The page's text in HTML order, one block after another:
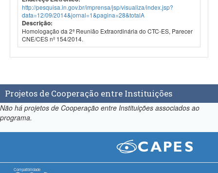
http://pesquisa.in.gov.br/imprensa/jsp/visualiza/index.jsp?
data=12/09/2014&jornal=1&pagina=28&totalA
Descrição:
Homologação da 2ª Reunião Extraordinária do CTC-ES, Parecer
CNE/CES nº 154/2014.
Projetos de Cooperação entre Instituições
Não há projetos de Cooperação entre Instituições associados ao
programa.
Compatibilidade